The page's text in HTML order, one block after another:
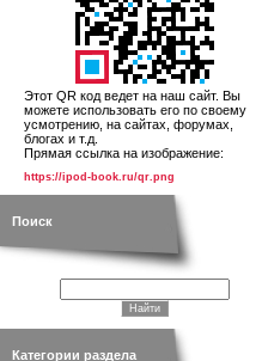
Этот QR код ведет на наш сайт. Вы
можете использовать его по своему
усмотрению, на сайтах, форумах,
блогах и т.д.
Прямая ссылка на изображение:
https://ipod-book.ru/qr.png
Поиск
Категории раздела